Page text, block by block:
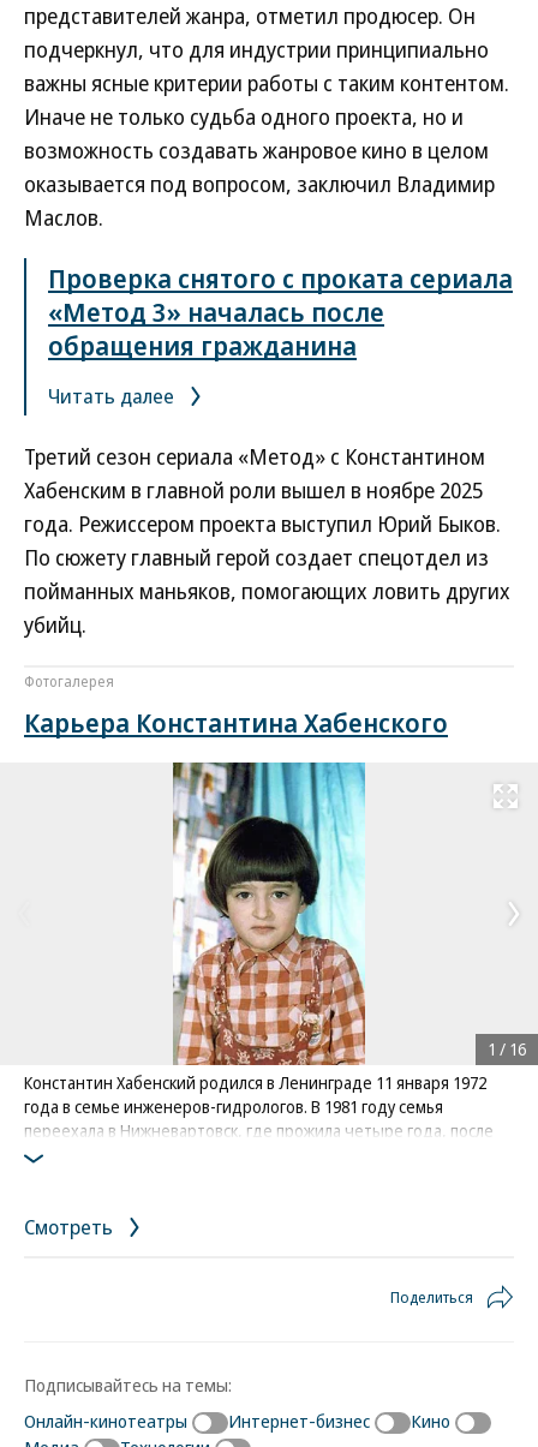
представителей жанра, отметил продюсер. Он
подчеркнул, что для индустрии принципиально
важны ясные критерии работы с таким контентом.
Иначе не только судьба одного проекта, но и
возможность создавать жанровое кино в целом
оказывается под вопросом, заключил Владимир
Маслов.
Проверка снятого с проката сериала
«Метод 3» началась после
обращения гражданина
Читать далее
Третий сезон сериала «Метод» с Константином
Хабенским в главной роли вышел в ноябре 2025
года. Режиссером проекта выступил Юрий Быков.
По сюжету главный герой создает спецотдел из
пойманных маньяков, помогающих ловить других
убийц.
Фотогалерея
Карьера Константина Хабенского
Развернуть
Константин Хабенский родился в Ленинграде 11 января 1972
года в семье инженеров-гидрологов. В 1981 году семья
переехала в Нижневартовск, где прожила четыре года, после
чего вернулась в Ленинград
1 / 16
Смотреть
Поделиться
Подписывайтесь на темы:
Онлайн-кинотеатры
Интернет-бизнес
Кино